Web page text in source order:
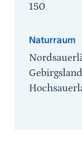
150
Naturraum